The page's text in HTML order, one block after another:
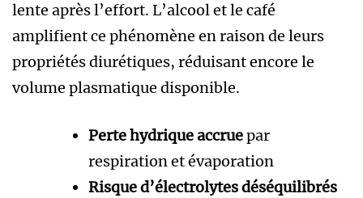
lente après l’effort. L’alcool et le café
amplifient ce phénomène en raison de leurs
propriétés diurétiques, réduisant encore le
volume plasmatique disponible.
Perte hydrique accruepar
respiration et évaporation
Risque d’électrolytes déséquilibrés